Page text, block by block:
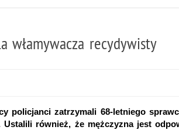
włamywacza recydywisty
policjanci zatrzymali 68-letniego
Ustalili również, że mężczyzna jest